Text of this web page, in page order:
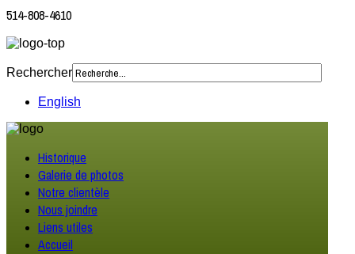
514-808-4610
Rechercher
English
Historique
Galerie de photos
Notre clientèle
Nous joindre
Liens utiles
Accueil